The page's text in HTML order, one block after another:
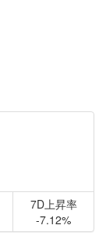
7D上昇率
-7.12%